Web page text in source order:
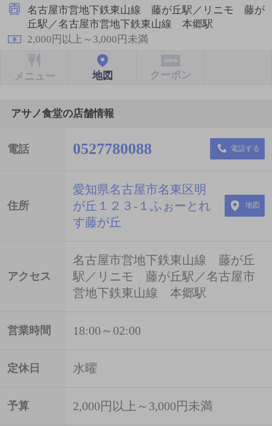
名古屋市営地下鉄東山線 藤が丘駅／リニモ 藤が
丘駅／名古屋市営地下鉄東山線 本郷駅
2,000円以上～3,000円未満
メニュー 地図 クーポン
アサノ食堂の店舗情報
電話 0527780088 電話する
住所
愛知県名古屋市名東区明
が丘１２３-１ふぉーとれ
す藤が丘
地図
アクセス
名古屋市営地下鉄東山線 藤が丘
駅／リニモ 藤が丘駅／名古屋市
営地下鉄東山線 本郷駅
営業時間 18:00～02:00
定休日 水曜
予算 2,000円以上～3,000円未満